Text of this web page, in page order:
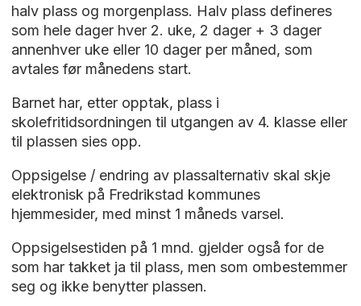
halv plass og morgenplass. Halv plass defineres
som hele dager hver 2. uke, 2 dager + 3 dager
annenhver uke eller 10 dager per måned, som
avtales før månedens start.
Barnet har, etter opptak, plass i
skolefritidsordningen til utgangen av 4. klasse eller
til plassen sies opp.
Oppsigelse / endring av plassalternativ skal skje
elektronisk på Fredrikstad kommunes
hjemmesider, med minst 1 måneds varsel.
Oppsigelsestiden på 1 mnd. gjelder også for de
som har takket ja til plass, men som ombestemmer
seg og ikke benytter plassen.